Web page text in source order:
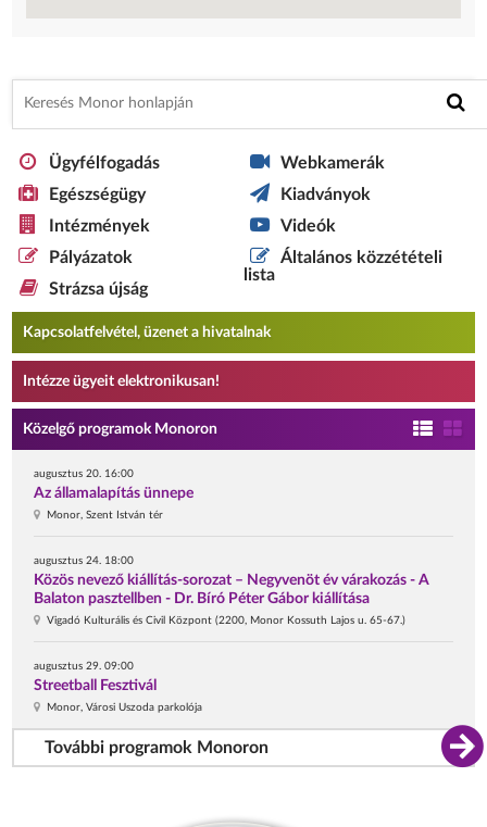
Ügyfélfogadás
Egészségügy
Intézmények
Pályázatok
Strázsa újság
Webkamerák
Kiadványok
Videók
Általános közzétételi
lista
Kapcsolatfelvétel, üzenet a hivatalnak
Intézze ügyeit elektronikusan!
Közelgő programok Monoron
augusztus 20. 16:00
Az államalapítás ünnepe
Monor, Szent István tér
augusztus 24. 18:00
Közös nevező kiállítás-sorozat – Negyvenöt év várakozás - A
Balaton pasztellben - Dr. Bíró Péter Gábor kiállítása
Vigadó Kulturális és Civil Központ (2200, Monor Kossuth Lajos u. 65-67.)
augusztus 29. 09:00
Streetball Fesztivál
Monor, Városi Uszoda parkolója
További programok Monoron